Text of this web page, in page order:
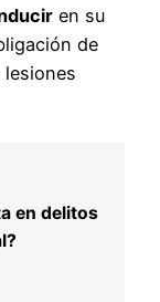
en su
de
lesiones
en delitos